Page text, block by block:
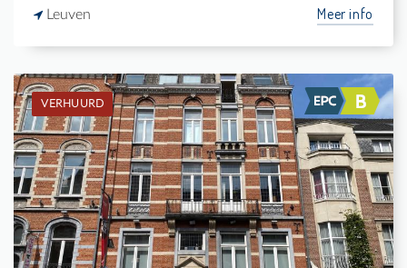
Leuven Meer info
VERHUURD
Verhuurd: Appartement
3
14 m²
1
132 m²